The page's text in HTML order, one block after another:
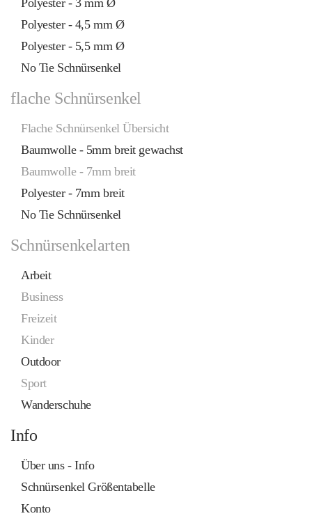
Polyester - 3 mm Ø
Polyester - 4,5 mm Ø
Polyester - 5,5 mm Ø
No Tie Schnürsenkel
flache Schnürsenkel
Flache Schnürsenkel Übersicht
Baumwolle - 5mm breit gewachst
Baumwolle - 7mm breit
Polyester - 7mm breit
No Tie Schnürsenkel
Schnürsenkelarten
Arbeit
Business
Freizeit
Kinder
Outdoor
Sport
Wanderschuhe
Info
Über uns - Info
Schnürsenkel Größentabelle
Konto